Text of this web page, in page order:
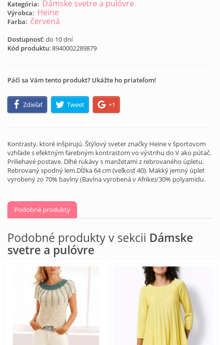
Kategória: Dámske svetre a pulóvre
Výrobca: Heine
Farba: červená
Dostupnosť: do 10 dní
Kód produktu:8940002289879
Páči sa Vám tento produkt? Ukážte ho priateľom!
Zdieľať Tweet +1
Kontrasty, ktoré inšpirujú. Štýlový sveter značky Heine v športovom
vzhľade s efektným farebným kontrastom vo výstrihu do V ako pútač.
Priliehavé postave. Dlhé rukávy s manžetami z rebrovaného úpletu.
Rebrovaný spodný lem.Dĺžka 64 cm (veľkosť 40). Mäkký jemný úplet
vyrobený zo 70% bavlny (Bavlna vyrobená v Afrike)/30% polyamidu.
Podobné produkty
Podobné produkty v sekcii Dámske
svetre a pulóvre